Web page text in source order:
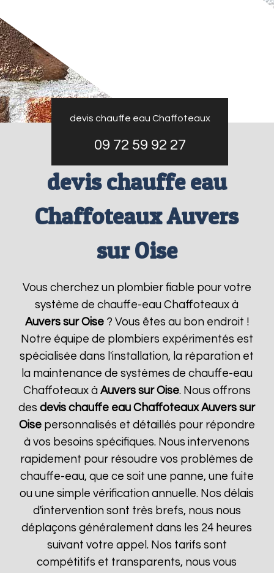
devis chauffe eau Chaffoteaux
09 72 59 92 27
devis chauffe eau
Chaffoteaux Auvers
sur Oise
Vous cherchez un plombier fiable pour votre
système de chauffe-eau Chaffoteaux à
Auvers sur Oise? Vous êtes au bon endroit !
Notre équipe de plombiers expérimentés est
spécialisée dans l'installation, la réparation et
la maintenance de systèmes de chauffe-eau
Chaffoteaux à Auvers sur Oise. Nous offrons
desdevis chauffe eau Chaffoteaux Auvers sur
Oisepersonnalisés et détaillés pour répondre
à vos besoins spécifiques. Nous intervenons
rapidement pour résoudre vos problèmes de
chauffe-eau, que ce soit une panne, une fuite
ou une simple vérification annuelle. Nos délais
d'intervention sont très brefs, nous nous
déplaçons généralement dans les 24 heures
suivant votre appel. Nos tarifs sont
compétitifs et transparents, nous vous